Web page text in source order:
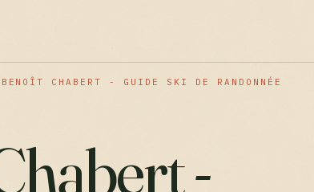
BENOÎT CHABERT - GUIDE SKI DE RANDONNÉE
-